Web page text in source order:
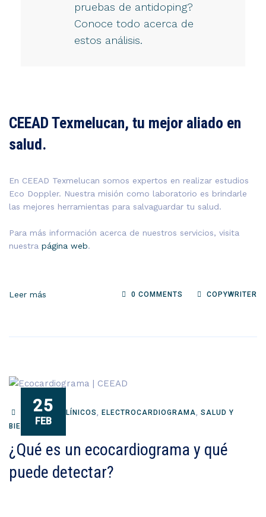
pruebas de antidoping?
Conoce todo acerca de
estos análisis.
CEEAD Texmelucan, tu mejor aliado en
salud.
En CEEAD Texmelucan somos expertos en realizar estudios
Eco Doppler. Nuestra misión como laboratorio es brindarle
las mejores herramientas para salvaguardar tu salud.
Para más información acerca de nuestros servicios, visita
nuestra página web.
Leer más 0 COMMENTS COPYWRITER
25
FEB
ANÁLISIS CLÍNICOS, ELECTROCARDIOGRAMA, SALUD Y
BIENESTAR
¿Qué es un ecocardiograma y qué
puede detectar?